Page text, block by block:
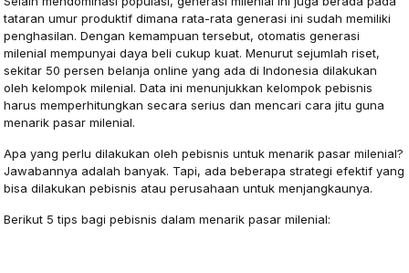
tataran umur produktif dimana rata-rata generasi ini sudah memiliki
penghasilan. Dengan kemampuan tersebut, otomatis generasi
milenial mempunyai daya beli cukup kuat. Menurut sejumlah riset,
sekitar 50 persen belanja online yang ada di Indonesia dilakukan
oleh kelompok milenial. Data ini menunjukkan kelompok pebisnis
harus memperhitungkan secara serius dan mencari cara jitu guna
menarik pasar milenial.
Apa yang perlu dilakukan oleh pebisnis untuk menarik pasar milenial?
Jawabannya adalah banyak. Tapi, ada beberapa strategi efektif yang
bisa dilakukan pebisnis atau perusahaan untuk menjangkaunya.
Berikut 5 tips bagi pebisnis dalam menarik pasar milenial: